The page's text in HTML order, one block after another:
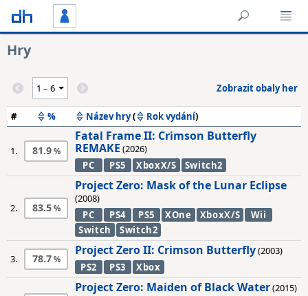
Hry
Zobrazit obaly her
# % Název hry( Rok vydání)
1. 81.9
Fatal Frame II: Crimson Butterfly
REMAKE (2026)
PC
PS5 XboxX/S Switch2
2. 83.5
Project Zero: Mask of the Lunar Eclipse
(2008)
PC
PS4 PS5 XOne XboxX/S
Wii
Switch
Switch2
3. 78.7
Project Zero II: Crimson Butterfly(2003)
PS2
PS3 Xbox
Project Zero: Maiden of Black Water(2015)